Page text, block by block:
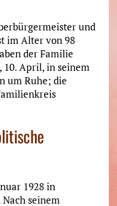
und
im Alter von 98
der Familie
10. April, in seinem
um Ruhe; die
1928 in
seinem